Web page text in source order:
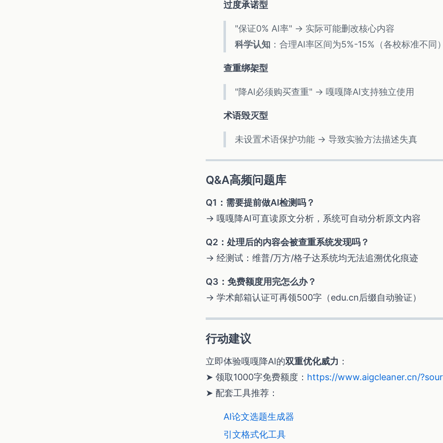
过度承诺型
"保证0% AI率" → 实际可能删改核心内容
科学认知 ：合理AI率区间为5%-15%（各校标准不同
查重绑架型
"降AI必须购买查重" → 嘎嘎降AI支持独立使用
术语毁灭型
未设置术语保护功能 → 导致实验方法描述失真
Q&A高频问题库
Q1：需要提前做AI检测吗？
→ 嘎嘎降AI可直读原文分析，系统可自动分析原文内容
Q2：处理后的内容会被查重系统发现吗？
→ 经测试：维普/万方/格子达系统均无法追溯优化痕迹
Q3：免费额度用完怎么办？
→ 学术邮箱认证可再领500字（edu.cn后缀自动验证）
行动建议
立即体验嘎嘎降AI的双重优化威力 ：
➤ 领取1000字免费额度： https://www.aigcleaner.cn/
➤ 配套工具推荐：
AI论文选题生成器
引文格式化工具